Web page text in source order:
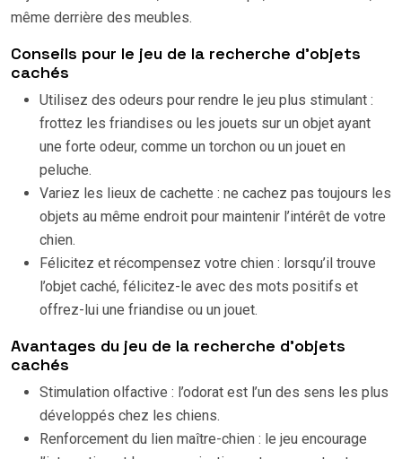
même derrière des meubles.
Conseils pour le jeu de la recherche d’objets
cachés
Utilisez des odeurs pour rendre le jeu plus stimulant :
frottez les friandises ou les jouets sur un objet ayant
une forte odeur, comme un torchon ou un jouet en
peluche.
Variez les lieux de cachette : ne cachez pas toujours les
objets au même endroit pour maintenir l’intérêt de votre
chien.
Félicitez et récompensez votre chien : lorsqu’il trouve
l’objet caché, félicitez-le avec des mots positifs et
offrez-lui une friandise ou un jouet.
Avantages du jeu de la recherche d’objets
cachés
Stimulation olfactive : l’odorat est l’un des sens les plus
développés chez les chiens.
Renforcement du lien maître-chien : le jeu encourage